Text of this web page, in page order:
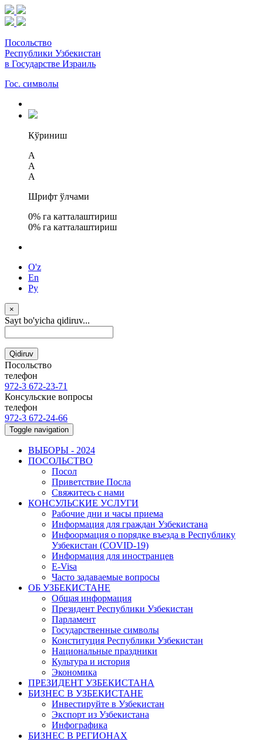
Посольство
Республики Узбекистан
в Государстве Израиль
Гос. символы
Кўриниш
A
A
A
Шрифт ўлчами
0% га катталаштириш
0% га катталаштириш
O'z
En
Ру
×
Sayt bo'yicha qidiruv...
Qidiruv
Посольство
телефон
972-3 672-23-71
Консульские вопросы
телефон
972-3 672-24-66
Toggle navigation
ВЫБОРЫ - 2024
ПОСОЛЬСТВО
Посол
Приветствие Посла
Свяжитесь с нами
КОНСУЛЬСКИЕ УСЛУГИ
Рабочие дни и часы приема
Информация для граждан Узбекистана
Инфоормация о порядке въезда в Республику
Узбекистан (COVID-19)
Информация для иностранцев
E-Visa
Часто задаваемые вопросы
ОБ УЗБЕКИСТАНЕ
Общая информация
Президент Республики Узбекистан
Парламент
Государственные символы
Конституция Республики Узбекистан
Национальные праздники
Культура и история
Экономика
ПРЕЗИДЕНТ УЗБЕКИСТАНА
БИЗНЕС В УЗБЕКИСТАНЕ
Инвестируйте в Узбекистан
Экспорт из Узбекистана
Инфографика
БИЗНЕС В РЕГИОНАХ